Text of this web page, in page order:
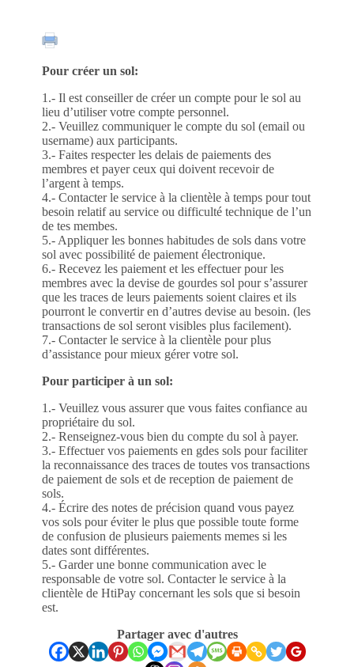
Pour créer un sol:
1.- Il est conseiller de créer un compte pour le sol au
lieu d’utiliser votre compte personnel.
2.- Veuillez communiquer le compte du sol (email ou
username) aux participants.
3.- Faites respecter les delais de paiements des
membres et payer ceux qui doivent recevoir de
l’argent à temps.
4.- Contacter le service à la clientèle à temps pour tout
besoin relatif au service ou difficulté technique de l’un
de tes membes.
5.- Appliquer les bonnes habitudes de sols dans votre
sol avec possibilité de paiement électronique.
6.- Recevez les paiement et les effectuer pour les
membres avec la devise de gourdes sol pour s’assurer
que les traces de leurs paiements soient claires et ils
pourront le convertir en d’autres devise au besoin. (les
transactions de sol seront visibles plus facilement).
7.- Contacter le service à la clientèle pour plus
d’assistance pour mieux gérer votre sol.
Pour participer à un sol:
1.- Veuillez vous assurer que vous faites confiance au
propriétaire du sol.
2.- Renseignez-vous bien du compte du sol à payer.
3.- Effectuer vos paiements en gdes sols pour faciliter
la reconnaissance des traces de toutes vos transactions
de paiement de sols et de reception de paiement de
sols.
4.- Écrire des notes de précision quand vous payez
vos sols pour éviter le plus que possible toute forme
de confusion de plusieurs paiements memes si les
dates sont différentes.
5.- Garder une bonne communication avec le
responsable de votre sol. Contacter le service à la
clientèle de HtiPay concernant les sols que si besoin
est.
Partager avec d'autres